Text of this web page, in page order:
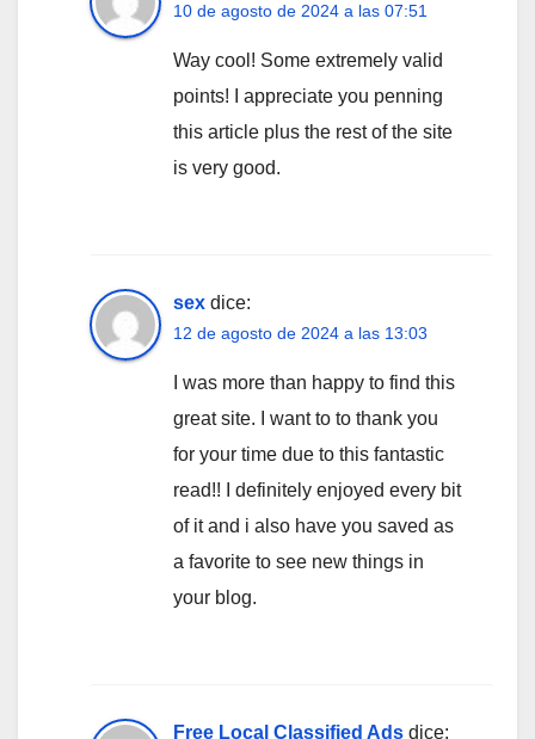
10 de agosto de 2024 a las 07:51
Way cool! Some extremely valid
points! I appreciate you penning
this article plus the rest of the site
is very good.
sex dice:
12 de agosto de 2024 a las 13:03
I was more than happy to find this
great site. I want to to thank you
for your time due to this fantastic
read!! I definitely enjoyed every bit
of it and i also have you saved as
a favorite to see new things in
your blog.
Free Local Classified Ads dice: